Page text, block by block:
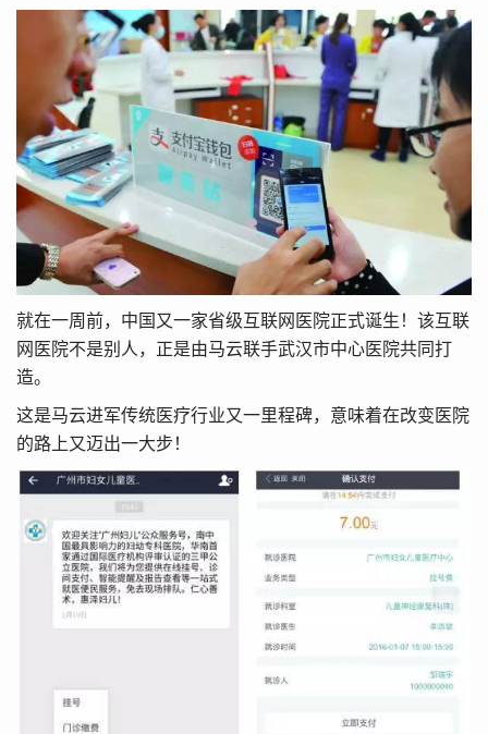
就在一周前，中国又一家省级互联网医院正式诞生！该互联
网医院不是别人，正是由马云联手武汉市中心医院共同打
造。
这是马云进军传统医疗行业又一里程碑，意味着在改变医院
的路上又迈出一大步！